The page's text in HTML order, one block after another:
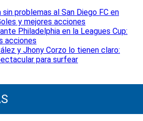
problemas al San Diego FC en
y mejores acciones
Philadelphia en la Leagues Cup:
acciones
y Jhony Corzo lo tienen claro:
para surfear